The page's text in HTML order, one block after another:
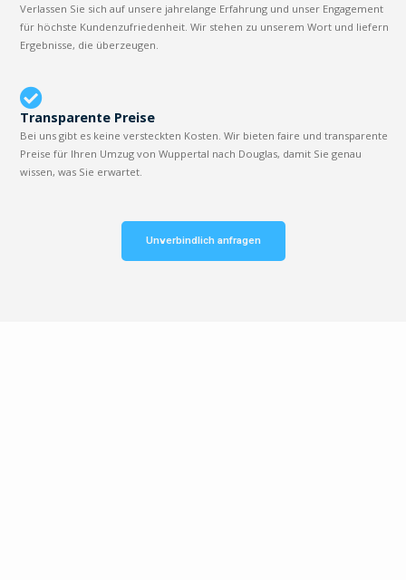
Verlassen Sie sich auf unsere jahrelange Erfahrung und unser Engagement
für höchste Kundenzufriedenheit. Wir stehen zu unserem Wort und liefern
Ergebnisse, die überzeugen.
Transparente Preise
Bei uns gibt es keine versteckten Kosten. Wir bieten faire und transparente
Preise für Ihren Umzug von Wuppertal nach Douglas, damit Sie genau
wissen, was Sie erwartet.
Unverbindlich anfragen